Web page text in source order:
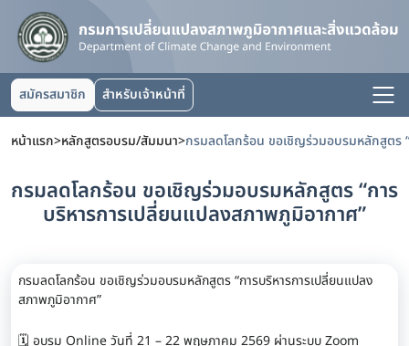
สมัครสมาชิก สำหรับเจ้าหน้าที่
หน้าแรก>หลักสูตรอบรม/สัมมนา>
กรมลดโลกร้อน ขอเชิญร่วมอบรมหลักสูตร “การ
บริหารการเปลี่ยนแปลงสภาพภูมิอากาศ”
กรมลดโลกร้อน ขอเชิญร่วมอบรมหลักสูตร “การบริหารการเปลี่ยนแปลง
สภาพภูมิอากาศ”
🗓 อบรม Online วันที่ 21 – 22 พฤษภาคม 2569 ผ่านระบบ Zoom